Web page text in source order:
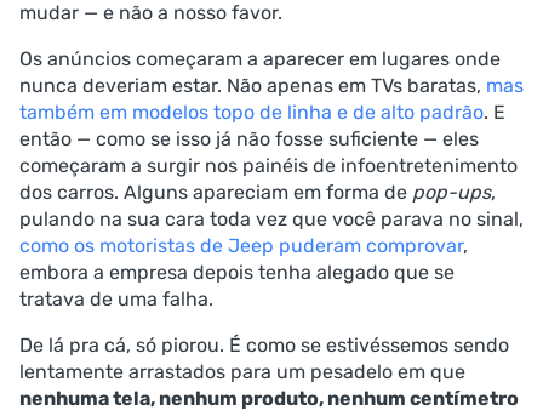
mudar — e não a nosso favor.
Os anúncios começaram a aparecer em lugares onde
nunca deveriam estar. Não apenas em TVs baratas, mas
também em modelos topo de linha e de alto padrão. E
então — como se isso já não fosse suficiente — eles
começaram a surgir nos painéis de infoentretenimento
dos carros. Alguns apareciam em forma de pop-ups,
pulando na sua cara toda vez que você parava no sinal,
como os motoristas de Jeep puderam comprovar,
embora a empresa depois tenha alegado que se
tratava de uma falha.
De lá pra cá, só piorou. É como se estivéssemos sendo
lentamente arrastados para um pesadelo em que
nenhuma tela, nenhum produto, nenhum centímetro